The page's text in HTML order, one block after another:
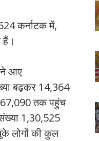
कर्नाटक में,
हैं।
आए
बढ़कर 14,364
तक पहुंच
1,30,525
लोगों की कुल